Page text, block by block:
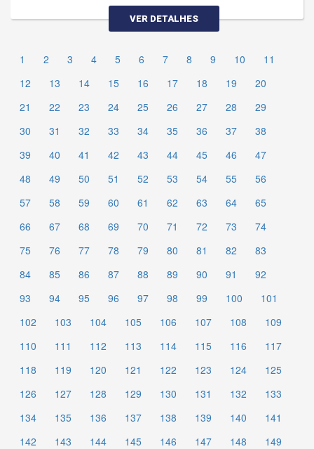
VER DETALHES
1 2 3 4 5 6 7 8 9 10
11
12
13 14 15 16 17 18 19
20
21
22 23 24 25 26 27 28
29
30
31 32 33 34 35 36 37
38
39
40 41 42 43 44 45 46
47
48
49 50 51 52 53 54 55
56
57
58 59 60 61 62 63 64
65
66
67 68 69 70 71 72 73
74
75
76 77 78 79 80 81 82
83
84
85 86 87 88 89 90 91
92
93
94 95 96 97 98 99 100
101
102
103 104 105 106 107 108
109
110
111 112 113 114 115 116
117
118
119 120 121 122 123 124
125
126
127 128 129 130 131 132
133
134
135 136 137 138 139 140
141
142
143 144 145 146 147 148
149